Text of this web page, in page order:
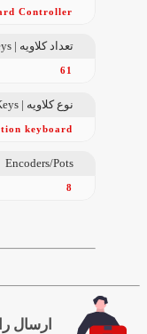
Controller
تعداد کلاویه | Number of Keys
61
نوع کلاویه | Type of Keys
keyboard
Encoders/Pots
8
ارسال